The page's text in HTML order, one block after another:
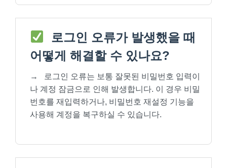
로그인 오류가 발생했을 때
어떻게 해결할 수 있나요?
→
로그인 오류는 보통 잘못된 비밀번호 입력이
나 계정 잠금으로 인해 발생합니다. 이 경우 비밀
번호를 재입력하거나, 비밀번호 재설정 기능을
사용해 계정을 복구하실 수 있습니다.